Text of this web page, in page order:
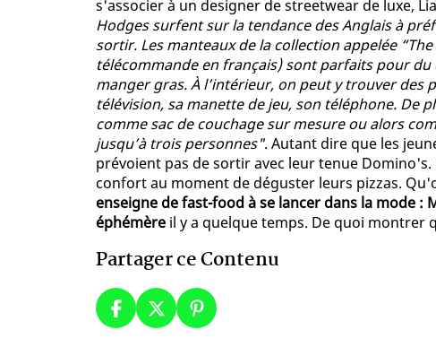
s'associer à un designer de streetwear de luxe,
Hodges surfent sur la tendance des Anglais à
sortir. Les manteaux de la collection appelée
télécommande en français) sont parfaits pour
manger gras. À l’intérieur, on peut y trouver des
télévision, sa manette de jeu, son téléphone. De
comme sac de couchage sur mesure ou alors
jusqu’à trois personnes". Autant dire que les
prévoient pas de sortir avec leur tenue
confort au moment de déguster leurs pizzas.
enseigne de fast-food à se lancer dans la mode
éphémère il y a quelque temps. De quoi
Partager ce Contenu